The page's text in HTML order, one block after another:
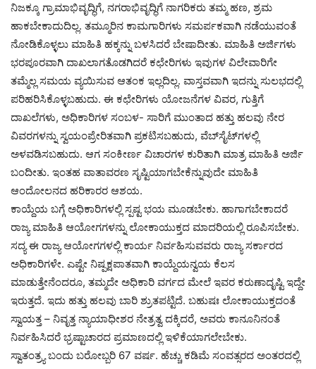
ನಿಜಕ್ಕೂ ಗ್ರಾಮಾಭಿವೃದ್ಧಿಗೆ, ನಗರಾಭಿವೃದ್ಧಿಗೆ ನಾಗರಿಕರು ತಮ್ಮ ಹಣ, ಶ್ರಮ
ಹಾಕಬೇಕಾದುದಿಲ್ಲ. ತಮ್ಮೂರಿನ ಕಾಮಗಾರಿಗಳು ಸಮರ್ಪಕವಾಗಿ ನಡೆಯುವಂತೆ
ನೋಡಿಕೊಳ್ಳಲು ಮಾಹಿತಿ ಹಕ್ಕನ್ನು ಬಳಸಿದರೆ ಬೇಷಾದೀತು. ಮಾಹಿತಿ ಅರ್ಜಿಗಳು
ಭರಪೂರವಾಗಿ ದಾಖಲಾಗತೊಡಗಿದರೆ ಕಛೇರಿಗಳು ಇವುಗಳ ವಿಲೇವಾರಿಗೇ
ತಮ್ಮೆಲ್ಲ ಸಮಯ ವ್ಯಯಿಸುವ ಆತಂಕ ಇಲ್ಲದಿಲ್ಲ. ವಾಸ್ತವವಾಗಿ ಇದನ್ನು ಸುಲಭದಲ್ಲಿ
ಪರಿಹರಿಸಿಕೊಳ್ಳಬಹುದು. ಈ ಕಛೇರಿಗಳು ಯೋಜನೆಗಳ ವಿವರ, ಗುತ್ತಿಗೆ
ದಾಖಲೆಗಳು, ಅಧಿಕಾರಿಗಳ ಸಂಬಳ- ಸಾರಿಗೆ ಮುಂತಾದ ಹತ್ತು ಹಲವು ನೇರ
ವಿವರಗಳನ್ನು ಸ್ವಯಂಪ್ರೇರಿತವಾಗಿ ಪ್ರಕಟಿಸಬಹುದು, ವೆಬ್‍ಸೈಟ್‍ಗಳಲ್ಲಿ
ಅಳವಡಿಸಬಹುದು. ಆಗ ಸಂಕೀರ್ಣ ವಿಚಾರಗಳ ಕುರಿತಾಗಿ ಮಾತ್ರ ಮಾಹಿತಿ ಅರ್ಜಿ
ಬಂದೀತು. ಇಂತಹ ವಾತಾವರಣ ಸೃಷ್ಟಿಯಾಗಬೇಕೆನ್ನುವುದೇ ಮಾಹಿತಿ
ಆಂದೋಲನದ ಹರಿಕಾರರ ಆಶಯ.
ಕಾಯ್ದೆಯ ಬಗ್ಗೆ ಅಧಿಕಾರಿಗಳಲ್ಲಿ ಸ್ಪಷ್ಟ ಭಯ ಮೂಡಬೇಕು. ಹಾಗಾಗಬೇಕಾದರೆ
ರಾಜ್ಯ ಮಾಹಿತಿ ಆಯೋಗಗಳನ್ನು ಲೋಕಾಯುಕ್ತದ ಮಾದರಿಯಲ್ಲಿ ರೂಪಿಸಬೇಕು.
ಸದ್ಯ ಈ ರಾಜ್ಯ ಆಯೋಗಗಳಲ್ಲಿ ಕಾರ್ಯ ನಿರ್ವಹಿಸುವವರು ರಾಜ್ಯ ಸರ್ಕಾರದ
ಅಧಿಕಾರಿಗಳೇ. ಎಷ್ಟೇ ನಿಷ್ಪಕ್ಷಪಾತವಾಗಿ ಕಾಯ್ದೆಯನ್ವಯ ಕೆಲಸ
ಮಾಡುತ್ತೇನೆಂದರೂ, ತಮ್ಮದೇ ಅಧಿಕಾರಿ ವರ್ಗದ ಮೇಲೆ ಇವರ ಕರುಣಾದೃಷ್ಟಿ ಇದ್ದೇ
ಇರುತ್ತದೆ. ಇದು ಹತ್ತು ಹಲವು ಬಾರಿ ಶ್ರುತಪಟ್ಟಿದೆ. ಬಹುಷಃ ಲೋಕಾಯುಕ್ತದಂತೆ
ಸ್ವಾಯತ್ತ – ನಿವೃತ್ತ ನ್ಯಾಯಾಧೀಶರ ನೇತ್ರತ್ವ ದಕ್ಕಿದರೆ, ಅವರು ಕಾನೂನಿನಂತೆ
ನಿರ್ವಹಿಸಿದರೆ ಭ್ರಷ್ಟಾಚಾರದ ಪ್ರಮಾಣದಲ್ಲಿ ಇಳಿಕೆಯಾಗಲೇಬೇಕು.
ಸ್ವಾತಂತ್ರ್ಯ ಬಂದು ಬರೋಬ್ಬರಿ 67 ವರ್ಷ. ಹೆಚ್ಚು ಕಡಿಮೆ ಸಂವತ್ಸರದ ಅಂತರದಲ್ಲಿ